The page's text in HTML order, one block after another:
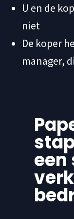
U en de
niet
De koper
manager,
een